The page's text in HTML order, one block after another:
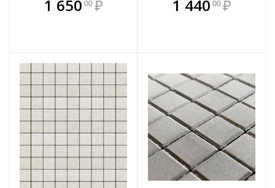
1 650 00 ₽
всегда выгоднее!
всегда выгоднее!
1 440 00 ₽